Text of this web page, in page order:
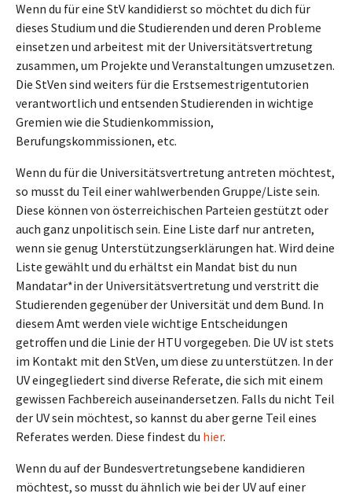
Wenn du für eine StV kandidierst so möchtet du dich für
dieses Studium und die Studierenden und deren Probleme
einsetzen und arbeitest mit der Universitätsvertretung
zusammen, um Projekte und Veranstaltungen umzusetzen.
Die StVen sind weiters für die Erstsemestrigentutorien
verantwortlich und entsenden Studierenden in wichtige
Gremien wie die Studienkommission,
Berufungskommissionen, etc.
Wenn du für die Universitätsvertretung antreten möchtest,
so musst du Teil einer wahlwerbenden Gruppe/Liste sein.
Diese können von österreichischen Parteien gestützt oder
auch ganz unpolitisch sein. Eine Liste darf nur antreten,
wenn sie genug Unterstützungserklärungen hat. Wird deine
Liste gewählt und du erhältst ein Mandat bist du nun
Mandatar*in der Universitätsvertretung und verstritt die
Studierenden gegenüber der Universität und dem Bund. In
diesem Amt werden viele wichtige Entscheidungen
getroffen und die Linie der HTU vorgegeben. Die UV ist stets
im Kontakt mit den StVen, um diese zu unterstützen. In der
UV eingegliedert sind diverse Referate, die sich mit einem
gewissen Fachbereich auseinandersetzen. Falls du nicht Teil
der UV sein möchtest, so kannst du aber gerne Teil eines
Referates werden. Diese findest du hier.
Wenn du auf der Bundesvertretungsebene kandidieren
möchtest, so musst du ähnlich wie bei der UV auf einer